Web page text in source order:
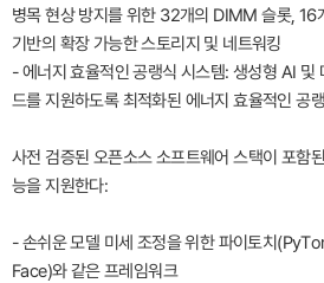
병목 현상 방지를 위한 32개의 DIMM 슬롯,
기반의 확장 가능한 스토리지 및 네트워킹
- 에너지 효율적인 공랭식 시스템: 생성형 AI 및
드를 지원하도록 최적화된 에너지 효율적인 공
사전 검증된 오픈소스 소프트웨어 스택이 포함
능을 지원한다:
- 손쉬운 모델 미세 조정을 위한 파이토치
Face)와 같은 프레임워크